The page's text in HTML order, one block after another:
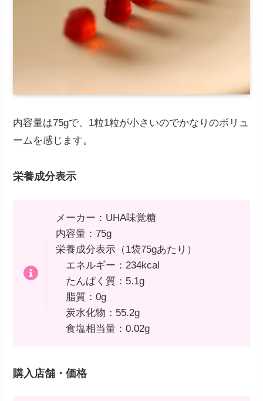
内容量は75gで、1粒1粒が小さいのでかなりのボリュ
ームを感じます。
栄養成分表示
メーカー：UHA味覚糖
内容量：75g
栄養成分表示（1袋75gあたり）
エネルギー：234kcal
たんぱく質：5.1g
脂質：0g
炭水化物：55.2g
食塩相当量：0.02g
購入店舗・価格